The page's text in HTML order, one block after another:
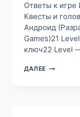
—
Ответы к
Квесты и
Андроид
Games)21
ключ22 Level
ДАЛЕЕ ОТВЕТ